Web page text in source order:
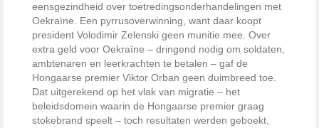
eensgezindheid over toetredingsonderhandelingen met
Oekraïne. Een pyrrusover­winning, want daar koopt
president Volodimir Zelenski geen munitie mee. Over
extra geld voor Oekraïne – dringend nodig om soldaten,
ambtenaren en leerkrachten te betalen – gaf de
Hongaarse premier Viktor Orban geen duimbreed toe.
Dat uitgerekend op het vlak van migratie – het
beleidsdomein waarin de Hongaarse premier graag
stokebrand speelt – toch resultaten werden geboekt,